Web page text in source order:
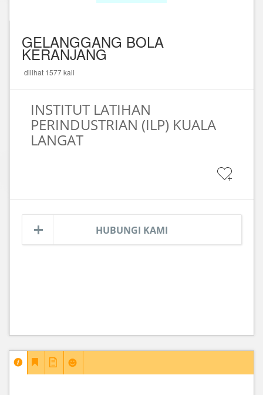
GELANGGANG BOLA
KERANJANG
dilihat 1577 kali
INSTITUT LATIHAN
PERINDUSTRIAN (ILP) KUALA
LANGAT
HUBUNGI KAMI